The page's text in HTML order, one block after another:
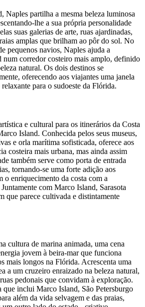
Naples partilha a mesma beleza luminosa
lhe a sua própria personalidade
suas galerias de arte, ruas ajardinadas,
amplas que brilham ao pôr do sol. No
pequenos navios, Naples ajuda a
corredor costeiro mais amplo, definido
natural. Os dois destinos se
oferecendo aos viajantes uma janela
para o sudoeste da Flórida.
e cultural para os itinerários da Costa
Island. Conhecida pelos seus museus,
e orla marítima sofisticada, oferece aos
costeira mais urbana, mas ainda assim
também serve como porta de entrada
tornando-se uma forte adição aos
o enriquecimento da costa com a
com Marco Island, Sarasota
que parece cultivada e distintamente
cultura de marina animada, uma cena
jovem à beira-mar que funciona
mais longos na Flórida. Acrescenta uma
a um cruzeiro enraizado na beleza natural,
pedonais que convidam à exploração.
que inclui Marco Island, São Petersburgo
além da vida selvagem e das praias,